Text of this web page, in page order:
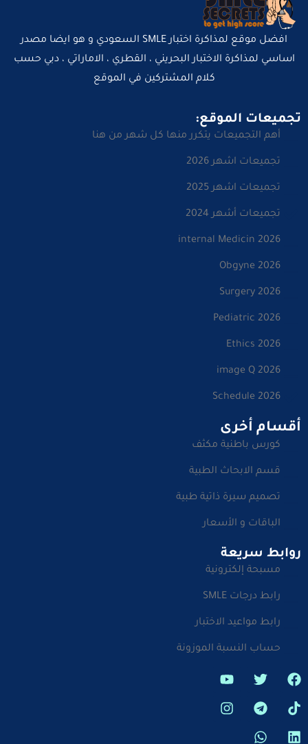
افضل موقع لمذاكرة اختبار SMLE السعودي و هو ايضا مصدر
اساسي لمذاكرة الاختبار البحريني ، القطري ، الاماراتي ، دبي حسب
كلام المشتركين في الموقع
تجميعات الموقع:
أهم التجميعات يتكرر منها كل شهر من هنا
تجميعات اشهر 2026
تجميعات اشهر 2025
تجميعات أشهر 2024
internal Medicin 2026
Obgyne 2026
Surgery 2026
Pediatric 2026
Ethics 2026
image Q 2026
Schedule 2026
أقسام أخرى
كورس باطنية مكثف
قسم الابحاث الطبية
تصميم سيرة ذاتية طبية
الباقات و الأسعار
روابط سريعة
مسبحة إلكترونية
رابط درجات SMLE
رابط مواعيد الاختبار
حساب النسبة الموزونة